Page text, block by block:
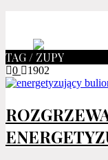
TAG / ZUPY
0 1902